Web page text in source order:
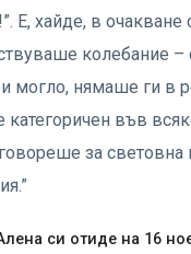
Е, хайде, в очакване
колебание –
могло, нямаше ги в
категоричен във
за световна
си отиде на 16